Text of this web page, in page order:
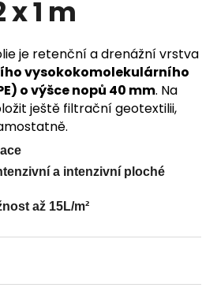
1 m
je retenční a drenážní vrstva
vysokokomolekulárního
o výšce nopů 40 mm. Na
ještě filtrační geotextilii,
a intenzivní ploché
až 15L/m²